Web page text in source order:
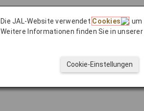
Die JAL-Website verwendetCookies
,
Weitere Informationen finden Sie in
Cookie-Einstellungen